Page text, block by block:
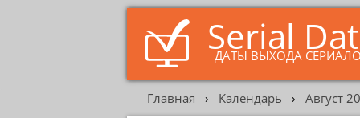
Serial
ДАТЫ ВЫХОДА
Главная › Календарь › Август